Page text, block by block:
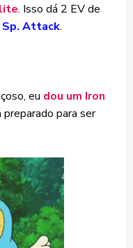
. Isso dá 2 EV de
Sp. Attack.
eu dou um Iron
para ser